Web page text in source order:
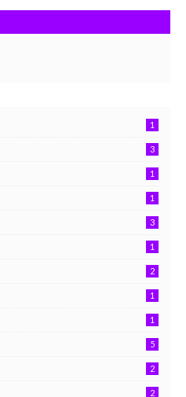
1
3
1
1
3
1
2
1
1
5
2
2